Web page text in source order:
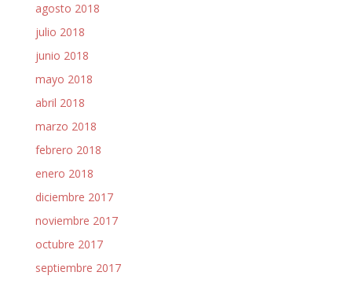
agosto 2018
julio 2018
junio 2018
mayo 2018
abril 2018
marzo 2018
febrero 2018
enero 2018
diciembre 2017
noviembre 2017
octubre 2017
septiembre 2017